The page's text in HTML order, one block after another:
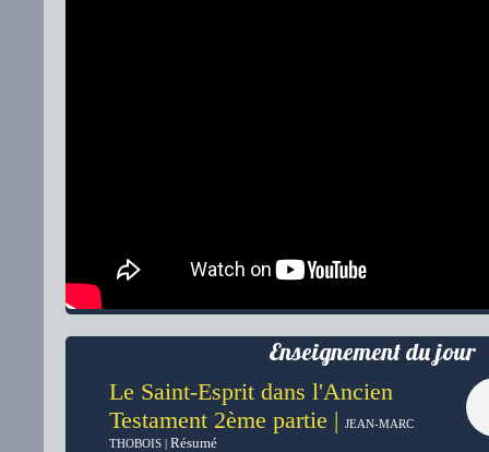
Enseignement du jour
Le Saint-Esprit dans l'Ancien
Testament 2ème partie | JEAN-MARC
THOBOIS | Résumé